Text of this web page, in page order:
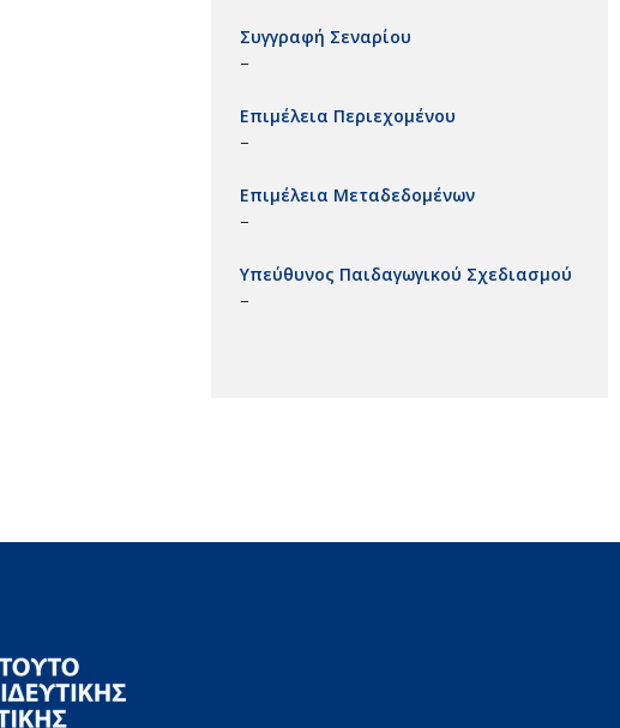
Συγγραφή Σεναρίου
–
Επιμέλεια Περιεχομένου
–
Επιμέλεια Μεταδεδομένων
–
Υπεύθυνος Παιδαγωγικού Σχεδιασμού
–